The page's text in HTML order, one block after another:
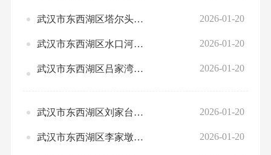
武汉市东西湖区塔尔头泵站2026年部门预算公开 2026-01-20
武汉市东西湖区水口河道堤防管理所-2026年部门预算公开 2026-01-20
武汉市东西湖区吕家湾河道堤防管理所-2026年部门预算公开 2026-01-20
武汉市东西湖区刘家台泵站管理站2026年部门预算公开 2026-01-20
武汉市东西湖区李家墩河道堤防管理所-2026年部门预算公开 2026-01-20